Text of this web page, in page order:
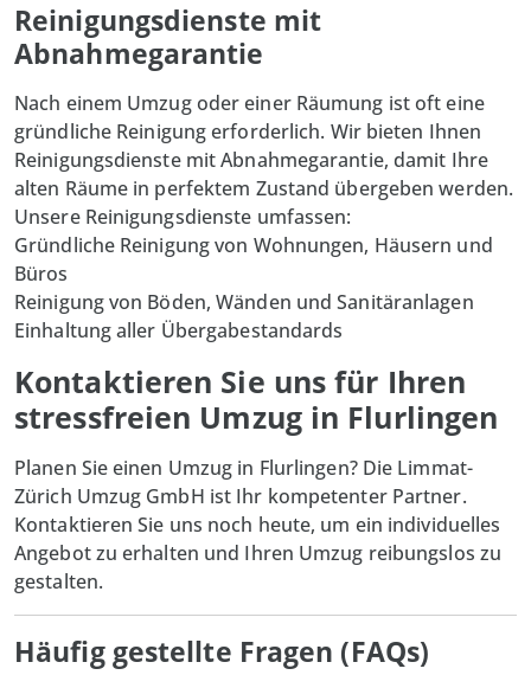
Reinigungsdienste mit
Abnahmegarantie
Nach einem Umzug oder einer Räumung ist oft eine
gründliche Reinigung erforderlich. Wir bieten Ihnen
Reinigungsdienste mit Abnahmegarantie, damit Ihre
alten Räume in perfektem Zustand übergeben werden.
Unsere Reinigungsdienste umfassen:
Gründliche Reinigung von Wohnungen, Häusern und
Büros
Reinigung von Böden, Wänden und Sanitäranlagen
Einhaltung aller Übergabestandards
Kontaktieren Sie uns für Ihren
stressfreien Umzug in Flurlingen
Planen Sie einen Umzug in Flurlingen? Die Limmat-
Zürich Umzug GmbH ist Ihr kompetenter Partner.
Kontaktieren Sie uns noch heute, um ein individuelles
Angebot zu erhalten und Ihren Umzug reibungslos zu
gestalten.
Häufig gestellte Fragen (FAQs)